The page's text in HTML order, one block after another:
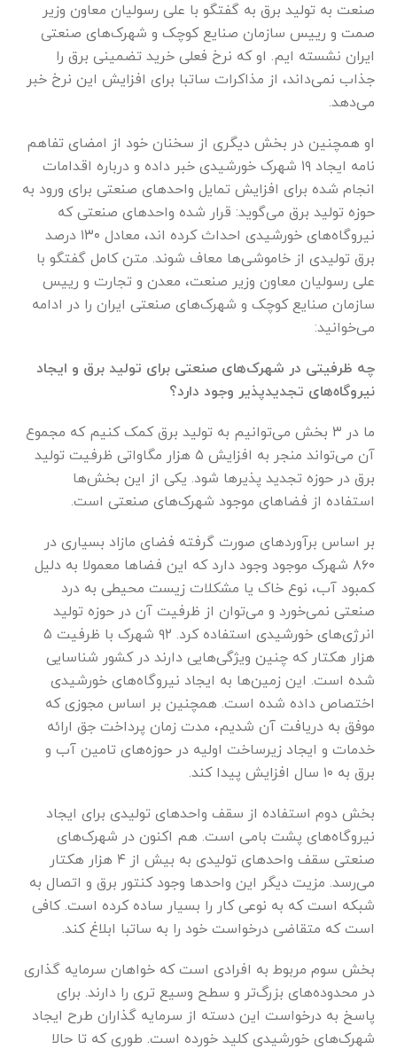
صنعت به تولید برق به گفتگو با علی رسولیان معاون وزیر
صمت و رییس سازمان صنایع کوچک و شهرک‌های صنعتی
ایران نشسته ایم. او که نرخ فعلی خرید تضمینی برق را
جذاب نمی‌داند، از مذاکرات ساتبا برای افزایش این نرخ خبر
می‌دهد.
او همچنین در بخش دیگری از سخنان خود از امضای تفاهم
نامه ایجاد ۱۹ شهرک خورشیدی خبر داده و درباره اقدامات
انجام شده برای افزایش تمایل واحد‌های صنعتی برای ورود به
حوزه تولید برق می‌گوید: قرار شده واحد‌های صنعتی که
نیروگاه‌های خورشیدی احداث کرده اند، معادل ۱۳۰ درصد
برق تولیدی از خاموشی‌ها معاف شوند. متن کامل گفتگو با
علی رسولیان معاون وزیر صنعت، معدن و تجارت و رییس
سازمان صنایع کوچک و شهرک‌های صنعتی ایران را در ادامه
می‌خوانید:
چه ظرفیتی در شهرک‌های صنعتی برای تولید برق و ایجاد
نیروگاه‌های تجدیدپذیر وجود دارد؟
ما در ۳ بخش می‌توانیم به تولید برق کمک کنیم که مجموع
آن می‌تواند منجر به افزایش ۵ هزار مگاواتی ظرفیت تولید
برق در حوزه تجدید پذیر‌ها شود. یکی از این بخش‌ها
استفاده از فضا‌های موجود شهرک‌های صنعتی است.
بر اساس برآورد‌های صورت گرفته فضای مازاد بسیاری در
۸۶۰ شهرک موجود وجود دارد که این فضا‌ها معمولا به دلیل
کمبود آب، نوع خاک یا مشکلات زیست محیطی به درد
صنعتی نمی‌خورد و می‌توان از ظرفیت آن در حوزه تولید
انرژی‌های خورشیدی استفاده کرد. ۹۲ شهرک با ظرفیت ۵
هزار هکتار که چنین ویژگی‌هایی دارند در کشور شناسایی
شده است. این زمین‌ها به ایجاد نیروگاه‌های خورشیدی
اختصاص داده شده است. همچنین بر اساس مجوزی که
موفق به دریافت آن شدیم، مدت زمان پرداخت جق ارائه
خدمات و ایجاد زیرساخت اولیه در حوزه‌های تامین آب و
برق به ۱۰ سال افزایش پیدا کند.
بخش دوم استفاده از سقف واحد‌های تولیدی برای ایجاد
نیروگاه‌های پشت بامی است. هم اکنون در شهرک‌های
صنعتی سقف واحد‌های تولیدی به بیش از ۴ هزار هکتار
می‌رسد. مزیت دیگر این واحد‌ها وجود کنتور برق و اتصال به
شبکه است که به نوعی کار را بسیار ساده کرده است. کافی
است که متقاضی درخواست خود را به ساتبا ابلاغ کند.
بخش سوم مربوط به افرادی است که خواهان سرمایه گذاری
در محدوده‌های بزرگ‌تر و سطح وسیع تری را دارند. برای
پاسخ به درخواست این دسته از سرمایه گذاران طرح ایجاد
شهرک‌های خورشیدی کلید خورده است. طوری که تا حالا